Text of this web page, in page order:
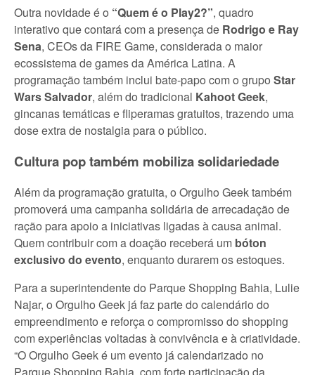
Outra novidade é o “Quem é o Play2?”, quadro
interativo que contará com a presença de Rodrigo e Ray
Sena, CEOs da FIRE Game, considerada o maior
ecossistema de games da América Latina. A
programação também inclui bate-papo com o grupo Star
Wars Salvador, além do tradicional Kahoot Geek,
gincanas temáticas e fliperamas gratuitos, trazendo uma
dose extra de nostalgia para o público.
Cultura pop também mobiliza solidariedade
Além da programação gratuita, o Orgulho Geek também
promoverá uma campanha solidária de arrecadação de
ração para apoio a iniciativas ligadas à causa animal.
Quem contribuir com a doação receberá um bóton
exclusivo do evento, enquanto durarem os estoques.
Para a superintendente do Parque Shopping Bahia, Lulie
Najar, o Orgulho Geek já faz parte do calendário do
empreendimento e reforça o compromisso do shopping
com experiências voltadas à convivência e à criatividade.
“O Orgulho Geek é um evento já calendarizado no